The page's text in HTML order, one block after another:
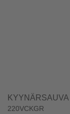
220VCKGR